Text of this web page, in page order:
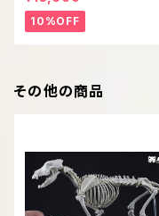
10%OFF
その他の商品